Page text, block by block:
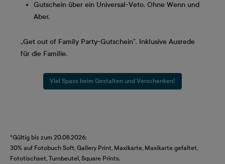
Gutschein über ein Universal-Veto. Ohne Wenn und
Aber.
„Get out of Family Party-Gutschein”. Inklusive Ausrede
für die Familie.
Viel Spass beim Gestalten und Verschenken!
*Gültig bis zum 20.08.2026:
30% auf Fotobuch Soft, Gallery Print, Maxikarte, Maxikarte gefaltet,
Fototischset, Turnbeutel, Square Prints.